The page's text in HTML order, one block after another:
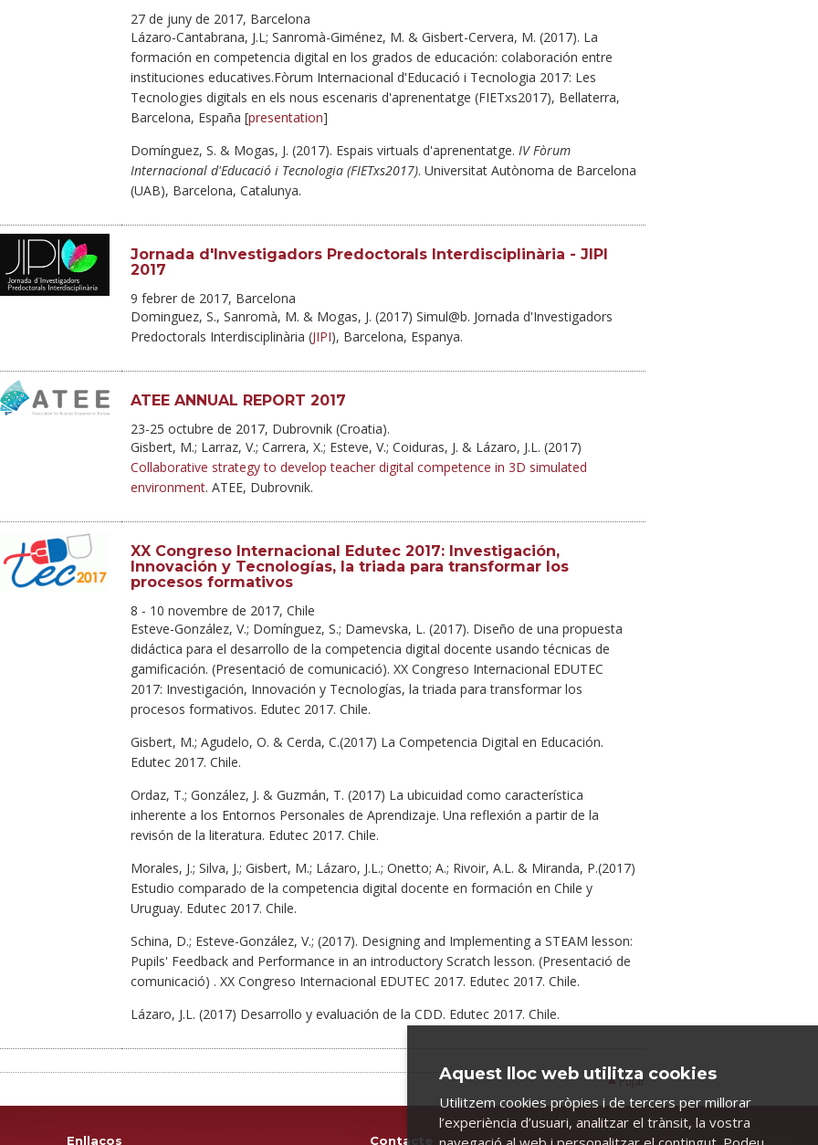
27 de juny de 2017, Barcelona
Lázaro-Cantabrana, J.L; Sanromà-Giménez, M. & Gisbert-Cervera, M. (2017). La
formación en competencia digital en los grados de educación: colaboración entre
instituciones educatives.Fòrum Internacional d'Educació i Tecnologia 2017: Les
Tecnologies digitals en els nous escenaris d'aprenentatge (FIETxs2017), Bellaterra,
Barcelona, España [presentation]
Domínguez, S. & Mogas, J. (2017). Espais virtuals d'aprenentatge. IV Fòrum
Internacional d'Educació i Tecnologia (FIETxs2017). Universitat Autònoma de Barcelona
(UAB), Barcelona, Catalunya.
Jornada d'Investigadors Predoctorals Interdisciplinària - JIPI
2017
9 febrer de 2017, Barcelona
Dominguez, S., Sanromà, M. & Mogas, J. (2017) Simul@b. Jornada d'Investigadors
Predoctorals Interdisciplinària (JIPI), Barcelona, Espanya.
ATEE ANNUAL REPORT 2017
23-25 octubre de 2017, Dubrovnik (Croatia).
Gisbert, M.; Larraz, V.; Carrera, X.; Esteve, V.; Coiduras, J. & Lázaro, J.L. (2017)
Collaborative strategy to develop teacher digital competence in 3D simulated
environment. ATEE, Dubrovnik.
XX Congreso Internacional Edutec 2017: Investigación,
Innovación y Tecnologías, la triada para transformar los
procesos formativos
8 - 10 novembre de 2017, Chile
Esteve-González, V.; Domínguez, S.; Damevska, L. (2017). Diseño de una propuesta
didáctica para el desarrollo de la competencia digital docente usando técnicas de
gamificación. (Presentació de comunicació). XX Congreso Internacional EDUTEC
2017: Investigación, Innovación y Tecnologías, la triada para transformar los
procesos formativos. Edutec 2017. Chile.
Gisbert, M.; Agudelo, O. & Cerda, C.(2017) La Competencia Digital en Educación.
Edutec 2017. Chile.
Ordaz, T.; González, J. & Guzmán, T. (2017) La ubicuidad como característica
inherente a los Entornos Personales de Aprendizaje. Una reflexión a partir de la
revisón de la literatura. Edutec 2017. Chile.
Morales, J.; Silva, J.; Gisbert, M.; Lázaro, J.L.; Onetto; A.; Rivoir, A.L. & Miranda, P.(2017)
Estudio comparado de la competencia digital docente en formación en Chile y
Uruguay. Edutec 2017. Chile.
Schina, D.; Esteve-González, V.; (2017). Designing and Implementing a STEAM lesson:
Pupils' Feedback and Performance in an introductory Scratch lesson. (Presentació de
comunicació) . XX Congreso Internacional EDUTEC 2017. Edutec 2017. Chile.
Lázaro, J.L. (2017) Desarrollo y evaluación de la CDD. Edutec 2017. Chile.
Pujar
Enllaços Contacte
Aquest lloc web utilitza cookies
Utilitzem cookies pròpies i de tercers per millorar
l’experiència d’usuari, analitzar el trànsit, la vostra